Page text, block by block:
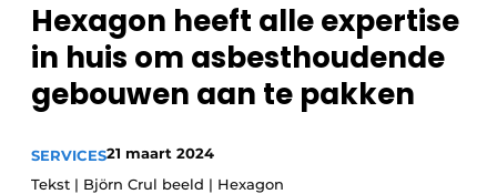
Meest gelezen
Nieuwsbrief
Podcasts
Vacature aanmelden
Hexagon heeft alle expertise
in huis om asbesthoudende
gebouwen aan te pakken
SERVICES21 maart 2024
Tekst | Björn Crul beeld | Hexagon